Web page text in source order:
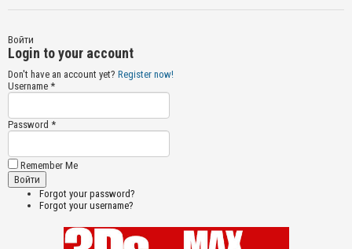
Войти
Login to your account
Don't have an account yet? Register now!
Username *
Password *
Remember Me
Forgot your password?
Forgot your username?